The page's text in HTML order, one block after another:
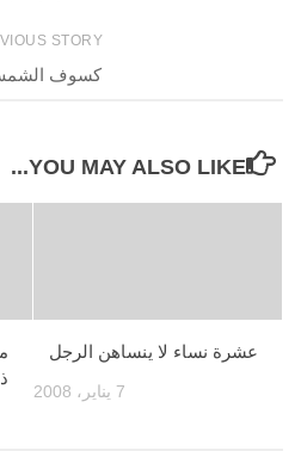
STORY
كسوف
YOU MAY ALSO LIKE...
عشرة نساء لا ينساهن الرجل
7 يناير، 2008